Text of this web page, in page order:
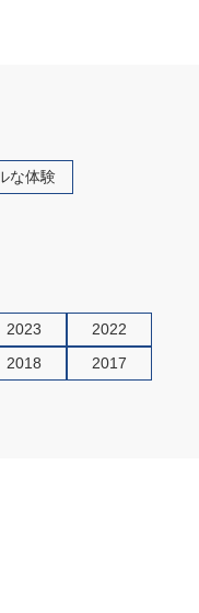
な体験
2023
2022
2018
2017